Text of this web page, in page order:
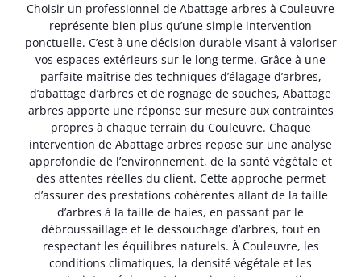
Choisir un professionnel de Abattage arbres à Couleuvre
représente bien plus qu’une simple intervention
ponctuelle. C’est à une décision durable visant à valoriser
vos espaces extérieurs sur le long terme. Grâce à une
parfaite maîtrise des techniques d’élagage d’arbres,
d’abattage d’arbres et de rognage de souches, Abattage
arbres apporte une réponse sur mesure aux contraintes
propres à chaque terrain du Couleuvre. Chaque
intervention de Abattage arbres repose sur une analyse
approfondie de l’environnement, de la santé végétale et
des attentes réelles du client. Cette approche permet
d’assurer des prestations cohérentes allant de la taille
d’arbres à la taille de haies, en passant par le
débroussaillage et le dessouchage d’arbres, tout en
respectant les équilibres naturels. À Couleuvre, les
conditions climatiques, la densité végétale et les